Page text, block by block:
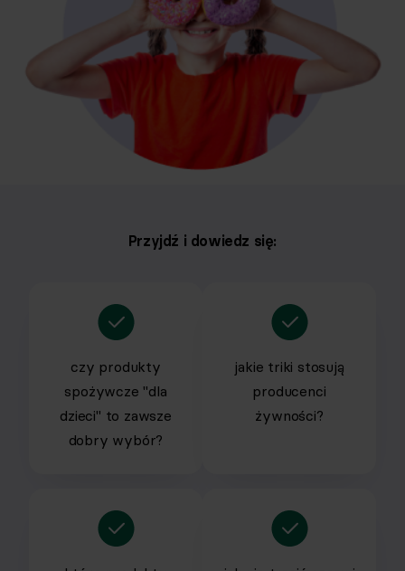
Przyjdź i dowiedz się:
czy produkty
spożywcze "dla
dzieci" to zawsze
dobry wybór?
jakie triki stosują
producenci
żywności?